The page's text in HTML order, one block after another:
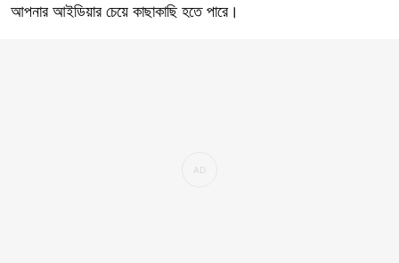
আপনার আইডিয়ার চেয়ে কাছাকাছি হতে পারে।